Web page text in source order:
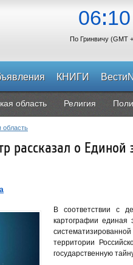
06 10
По Гринвичу (GMT
КНИГИ
область Религия
область
рассказал о Единой
В соответствии с
картографии единая
территории
государственную